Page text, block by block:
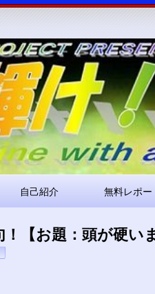
コ
ン
ツ
キ
ッ
プ
自己紹介 無料レポー
【お題：頭が硬い